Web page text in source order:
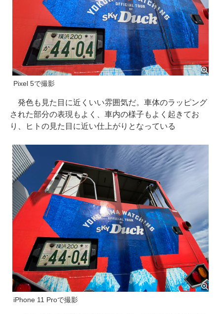
Pixel 5で撮影
発色も見た目に近くいい雰囲気だ。車体のラッピング
された部分の表現もよく、車内の様子もよく起きてお
り、ヒトの見た目に近い仕上がりとなっている
iPhone 11 Proで撮影